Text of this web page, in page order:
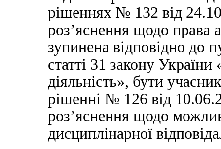
рішеннях № 132 від
роз’яснення щодо права
зупинена відповідно до
статті 31 закону
діяльність», бути
рішенні № 126 від
роз’яснення щодо
дисциплінарної